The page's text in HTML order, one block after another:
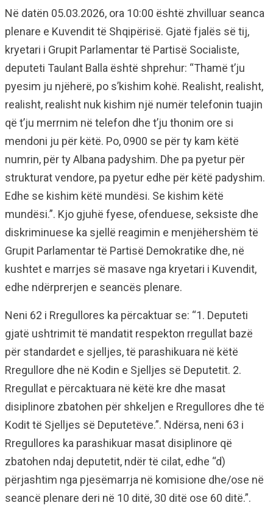
Në datën 05.03.2026, ora 10:00 është zhvilluar seanca
plenare e Kuvendit të Shqipërisë. Gjatë fjalës së tij,
kryetari i Grupit Parlamentar të Partisë Socialiste,
deputeti Taulant Balla është shprehur: “Thamë t’ju
pyesim ju njëherë, po s’kishim kohë. Realisht, realisht,
realisht, realisht nuk kishim një numër telefonin tuajin
që t’ju merrnim në telefon dhe t’ju thonim ore si
mendoni ju për këtë. Po, 0900 se për ty kam këtë
numrin, për ty Albana padyshim. Dhe pa pyetur për
strukturat vendore, pa pyetur edhe për këtë padyshim.
Edhe se kishim këtë mundësi. Se kishim këtë
mundësi.”. Kjo gjuhë fyese, ofenduese, seksiste dhe
diskriminuese ka sjellë reagimin e menjëhershëm të
Grupit Parlamentar të Partisë Demokratike dhe, në
kushtet e marrjes së masave nga kryetari i Kuvendit,
edhe ndërprerjen e seancës plenare.
Neni 62 i Rregullores ka përcaktuar se: “1. Deputeti
gjatë ushtrimit të mandatit respekton rregullat bazë
për standardet e sjelljes, të parashikuara në këtë
Rregullore dhe në Kodin e Sjelljes së Deputetit. 2.
Rregullat e përcaktuara në këtë kre dhe masat
disiplinore zbatohen për shkeljen e Rregullores dhe të
Kodit të Sjelljes së Deputetëve.”. Ndërsa, neni 63 i
Rregullores ka parashikuar masat disiplinore që
zbatohen ndaj deputetit, ndër të cilat, edhe “d)
përjashtim nga pjesëmarrja në komisione dhe/ose në
seancë plenare deri në 10 ditë, 30 ditë ose 60 ditë.”.